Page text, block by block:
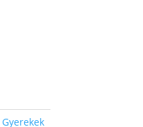
Gyerekek